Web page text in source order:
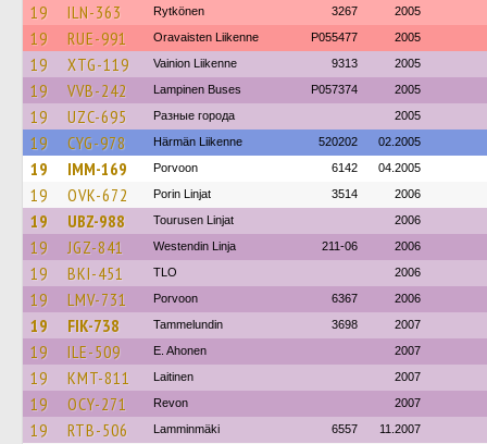
19 ILN-363 Rytkönen 3267 2005
19 RUE-991 Oravaisten Liikenne P055477 2005
19 XTG-119 Vainion Liikenne 9313 2005
19 VVB-242 Lampinen Buses P057374 2005
19 UZC-695 Разные города 2005
19 CYG-978 Härmän Liikenne 520202 02.2005
19 IMM-169 Porvoon 6142 04.2005
19 OVK-672 Porin Linjat 3514 2006
19 UBZ-988 Tourusen Linjat 2006
19 JGZ-841 Westendin Linja 211-06 2006
19 BKI-451 TLO 2006
19 LMV-731 Porvoon 6367 2006
19 FIK-738 Tammelundin 3698 2007
19 ILE-509 E. Ahonen 2007
19 KMT-811 Laitinen 2007
19 OCY-271 Revon 2007
19 RTB-506 Lamminmäki 6557 11.2007